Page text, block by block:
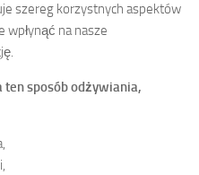
szereg korzystnych aspektów
na nasze
ten sposób odżywiania,